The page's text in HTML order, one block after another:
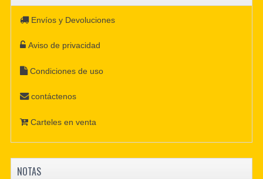
Envíos y Devoluciones
Aviso de privacidad
Condiciones de uso
contáctenos
Carteles en venta
NOTAS